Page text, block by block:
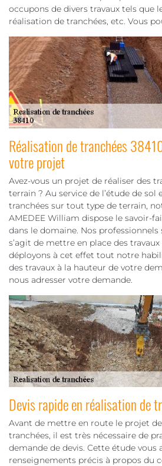
occupons de divers travaux tels que
réalisation de tranchées, etc. Vous
Réalisation de tranchées
votre projet
Avez-vous un projet de réaliser des
terrain ? Au service de l’étude de sol
tranchées sur tout type de terrain,
AMEDEE William dispose le savoir-
dans le domaine. Nos professionnels
s’agit de mettre en place des
déployons à cet effet tout notre
des travaux à la hauteur de votre
nous adresser votre demande.
Devis rapide en réalisation de
Avant de mettre en route le projet
tranchées, il est très nécessaire de
demande de devis. Cette étude vous
renseignements précis à propos du